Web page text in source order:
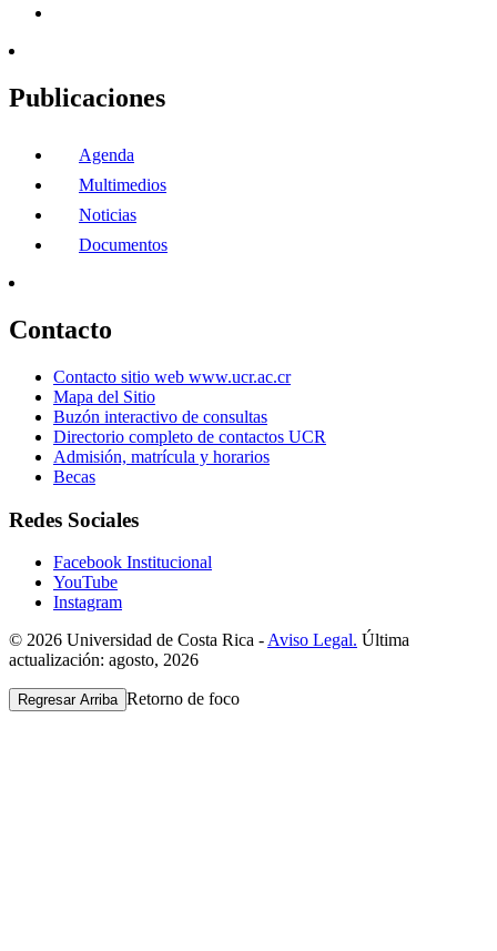
Publicaciones
Agenda
Multimedios
Noticias
Documentos
Contacto
Contacto sitio web www.ucr.ac.cr
Mapa del Sitio
Buzón interactivo de consultas
Directorio completo de contactos UCR
Admisión, matrícula y horarios
Becas
Redes Sociales
Facebook Institucional
YouTube
Instagram
© 2026 Universidad de Costa Rica - Aviso Legal. Última
actualización: agosto, 2026
Regresar Arriba Retorno de foco